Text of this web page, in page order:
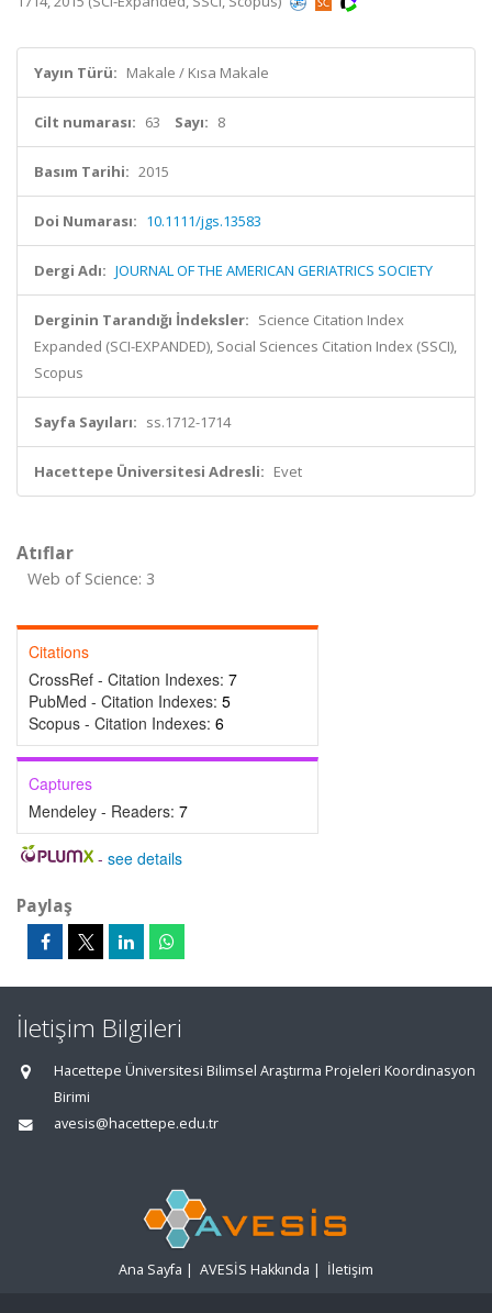
Yayın Türü: Makale / Kısa Makale
Cilt numarası: 63 Sayı: 8
Basım Tarihi: 2015
Doi Numarası: 10.1111/jgs.13583
Dergi Adı: JOURNAL OF THE AMERICAN GERIATRICS SOCIETY
Derginin Tarandığı İndeksler: Science Citation Index
Expanded (SCI-EXPANDED), Social Sciences Citation Index (SSCI),
Scopus
Sayfa Sayıları: ss.1712-1714
Hacettepe Üniversitesi Adresli: Evet
Atıflar
Web of Science: 3
Citations
CrossRef - Citation Indexes: 7
PubMed - Citation Indexes: 5
Scopus - Citation Indexes: 6
Captures
Mendeley - Readers: 7
- see details
Paylaş
İletişim Bilgileri
Hacettepe Üniversitesi Bilimsel Araştırma Projeleri Koordinasyon
Birimi
avesis@hacettepe.edu.tr
Ana Sayfa | AVESİS Hakkında | İletişim